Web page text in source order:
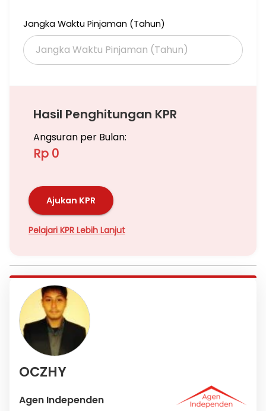
Jangka Waktu Pinjaman (Tahun)
Hasil Penghitungan KPR
Angsuran per Bulan:
Rp 0
Ajukan KPR
Pelajari KPR Lebih Lanjut
OCZHY
Agen Independen